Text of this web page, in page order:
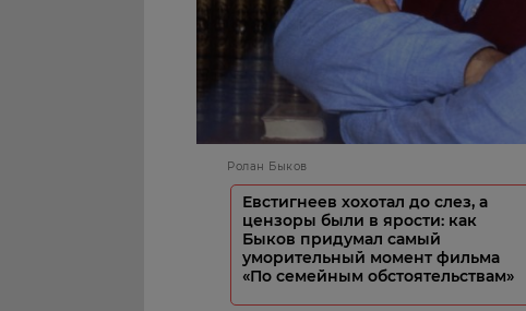
Ролан Быков
Евстигнеев хохотал до слез, а
цензоры были в ярости: как
Быков придумал самый
уморительный момент фильма
«По семейным обстоятельствам»